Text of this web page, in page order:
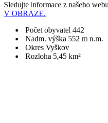
Sledujte informace z našeho
V OBRAZE.
Počet obyvatel 442
Nadm. výška 552 m n.m.
Okres Vyškov
Rozloha 5,45 km²